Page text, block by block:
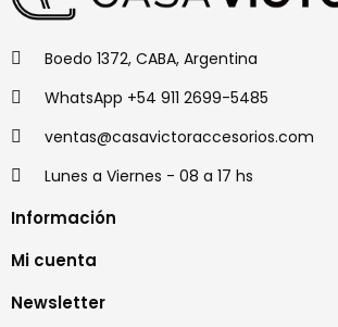
Boedo 1372, CABA, Argentina
WhatsApp +54 911 2699-5485
ventas@casavictoraccesorios.com
Lunes a Viernes - 08 a 17 hs
Información
Mi cuenta
Newsletter